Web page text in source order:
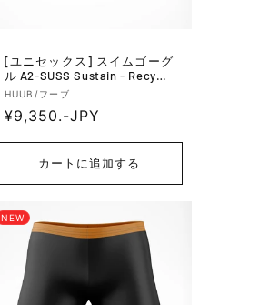
[ユニセックス] スイムゴーグ
ル A2-SUSS Sustain - Recycle
d Silver
販
売
HUUB/フーブ
通
常
格
¥9,350.-JPY
カートに追加する
NEW